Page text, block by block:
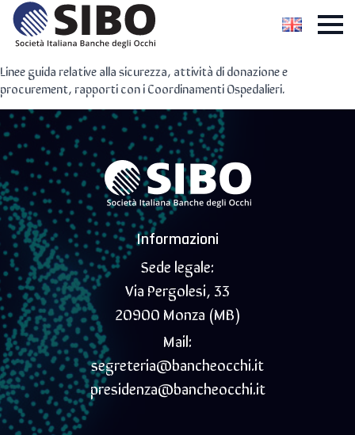
Linee guida relative alla sicurezza, attività di donazione e
procurement, rapporti con i Coordinamenti Ospedalieri.
Informazioni
Sede legale:
Via Pergolesi, 33
20900 Monza (MB)
Mail:
segreteria@bancheocchi.it
presidenza@bancheocchi.it